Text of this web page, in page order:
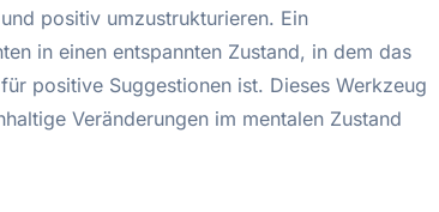
positiv umzustrukturieren. Ein
in einen entspannten Zustand, in dem das
positive Suggestionen ist. Dieses Werkzeug
Veränderungen im mentalen Zustand